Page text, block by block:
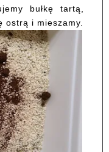
bułkę tartą,
ostrą i mieszamy.